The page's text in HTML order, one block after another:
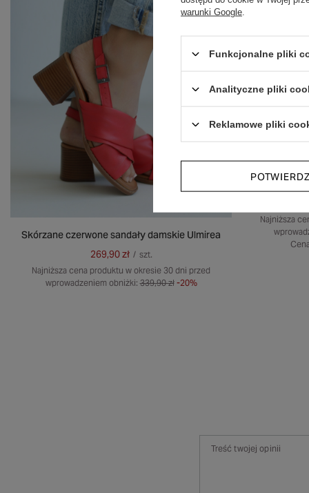
Skórzane czerwone sandały damskie Ulmirea
269,90 zł / szt.
Najniższa cena produktu w okresie 30 dni przed
wprowadzeniem obniżki:339,90 zł -20%
RUDE
Najniższa
Treść twojej opinii
warunki Google
Funkcjonalne pliki
Analityczne pliki
Reklamowe pliki